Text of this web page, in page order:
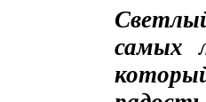
самых